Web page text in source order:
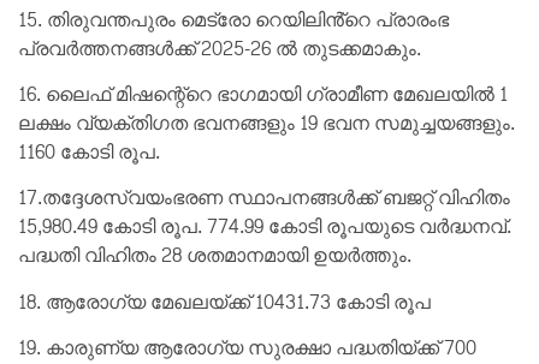
15. തിരുവന്തപുരം മെട്രോ റെയിലിൻ്റെ പ്രാരംഭ
പ്രവർത്തനങ്ങൾക്ക് 2025-26 ൽ തുടക്കമാകും.
16. ലൈഫ് മിഷന്റെ്റെ ഭാഗമായി ഗ്രാമീണ മേഖലയിൽ 1
ലക്ഷം വ്യക്തിഗത ഭവനങ്ങളും 19 ഭവന സമുച്ചയങ്ങളും.
1160 കോടി രൂപ.
17.തദ്ദേശസ്വയംഭരണ സ്ഥാപനങ്ങൾക്ക് ബജറ്റ് വിഹിതം
15,980.49 കോടി രൂപ. 774.99 കോടി രൂപയുടെ വർദ്ധനവ്.
പദ്ധതി വിഹിതം 28 ശതമാനമായി ഉയർത്തും.
18. ആരോഗ്യ മേഖലയ്ക്ക് 10431.73 കോടി രൂപ
19. കാരുണ്യ ആരോഗ്യ സുരക്ഷാ പദ്ധതിയ്ക്ക് 700